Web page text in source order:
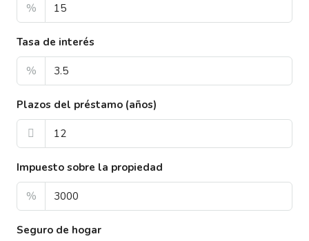
%
Tasa de interés
%
Plazos del préstamo (años)
Impuesto sobre la propiedad
%
Seguro de hogar